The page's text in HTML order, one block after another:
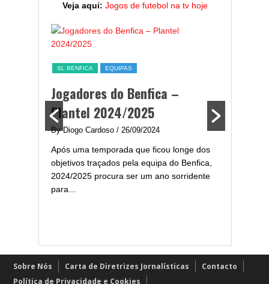
Veja aqui: Jogos de futebol na tv hoje
SL BENFICA EQUIPAS
Jogadores do Benfica –
Plantel 2024/2025
By Diogo Cardoso / 26/09/2024
Após uma temporada que ficou longe dos
objetivos traçados pela equipa do Benfica,
2024/2025 procura ser um ano sorridente
para...
Sobre Nós Carta de Diretrizes Jornalísticas
Contacto
Política de Privacidade e Cookies